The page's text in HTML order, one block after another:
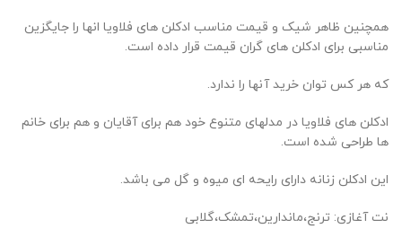
همچنین ظاهر شیک و قیمت مناسب ادکلن های فلاویا انها را جایگزین
مناسبی برای ادکلن های گران قیمت قرار داده است.
که هر کس توان خرید آنها را ندارد.
ادکلن های فلاویا در مدلهای متنوع خود هم برای آقایان و هم برای خانم
ها طراحی شده است.
این ادکلن زنانه دارای رایحه ای میوه و گل می باشد.
نت آغازی: ترنج،ماندارین،تمشک،گلابی